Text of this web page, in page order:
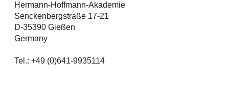
Hermann-Hoffmann-Akademie
Senckenbergstraße 17-21
D-35390 Gießen
Germany
Tel.: +49 (0)641-9935114